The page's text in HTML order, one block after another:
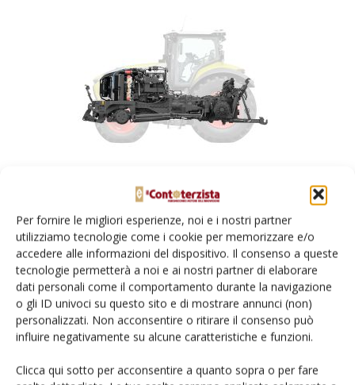
Per fornire le migliori esperienze, noi e i nostri partner
utilizziamo tecnologie come i cookie per memorizzare e/o
accedere alle informazioni del dispositivo. Il consenso a queste
tecnologie permetterà a noi e ai nostri partner di elaborare
dati personali come il comportamento durante la navigazione
o gli ID univoci su questo sito e di mostrare annunci (non)
personalizzati. Non acconsentire o ritirare il consenso può
influire negativamente su alcune caratteristiche e funzioni.
Clicca qui sotto per acconsentire a quanto sopra o per fare
Il sistema di gestione adattivo e predittivo della
trasmissione per cambi a variazione continua sviluppato da
Claas per i nuovi trattori Axion di grandi dimensioni combina
mappe di efficienza per motore, trasmissione e impianto
idraulico con un algoritmo autoapprendente. In particolare,
la funzione “Auto Load Anticipation” adatta proattivamente
il regime del motore alle variazioni di carico, fornendo
sempre la potenza necessaria con consumi minimi.